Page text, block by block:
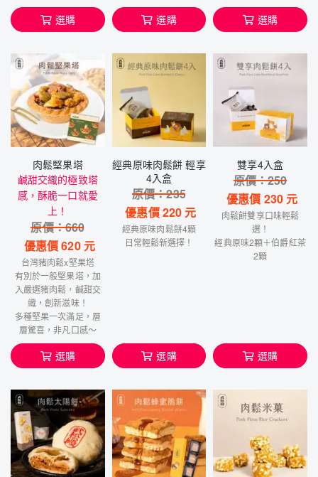
選購 選購 選購
肉鬆堅果塔
鹹甜交織的極致塔
感，酥脆一口就愛
上！
原價：660
優惠價620元
台灣豬肉鬆x堅果塔
有別於一般堅果塔，加
入嚴選豬肉鬆，鹹甜交
織，創新滋味！
多種堅果一次滿足，層
層驚喜，非凡口感～
選購
經典原味肉鬆餅 輕享
4入盒
原價：235
優惠價220 元
經典原味肉鬆餅4顆
日常輕鬆新選擇！
選購
雙享4入盒
原價：250
優惠價 230元
肉鬆餅雙享口味輕鬆
選！
經典原味2顆＋伯爵紅茶
2顆
選購